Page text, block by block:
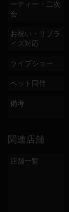
ーティー・二次
会
お祝い・サプラ
イズ対応
ライブショー
ペット同伴
備考
関連店舗
店舗一覧